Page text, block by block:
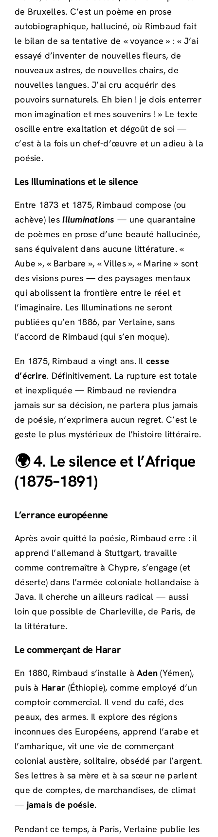
de Bruxelles. C’est un poème en prose
autobiographique, halluciné, où Rimbaud fait
le bilan de sa tentative de « voyance » : « J’ai
essayé d’inventer de nouvelles fleurs, de
nouveaux astres, de nouvelles chairs, de
nouvelles langues. J’ai cru acquérir des
pouvoirs surnaturels. Eh bien ! je dois enterrer
mon imagination et mes souvenirs ! » Le texte
oscille entre exaltation et dégoût de soi —
c’est à la fois un chef-d’œuvre et un adieu à la
poésie.
Les Illuminations et le silence
Entre 1873 et 1875, Rimbaud compose (ou
achève) lesIlluminations — une quarantaine
de poèmes en prose d’une beauté hallucinée,
sans équivalent dans aucune littérature. «
Aube », « Barbare », « Villes », « Marine » sont
des visions pures — des paysages mentaux
qui abolissent la frontière entre le réel et
l’imaginaire. Les Illuminations ne seront
publiées qu’en 1886, par Verlaine, sans
l’accord de Rimbaud (qui s’en moque).
En 1875, Rimbaud a vingt ans. Il cesse
d’écrire. Définitivement. La rupture est totale
et inexpliquée — Rimbaud ne reviendra
jamais sur sa décision, ne parlera plus jamais
de poésie, n’exprimera aucun regret. C’est le
geste le plus mystérieux de l’histoire littéraire.
🌍 4. Le silence et l’Afrique
(1875–1891)
L’errance européenne
Après avoir quitté la poésie, Rimbaud erre : il
apprend l’allemand à Stuttgart, travaille
comme contremaître à Chypre, s’engage (et
déserte) dans l’armée coloniale hollandaise à
Java. Il cherche un ailleurs radical — aussi
loin que possible de Charleville, de Paris, de
la littérature.
Le commerçant de Harar
En 1880, Rimbaud s’installe àAden (Yémen),
puis à Harar (Éthiopie), comme employé d’un
comptoir commercial. Il vend du café, des
peaux, des armes. Il explore des régions
inconnues des Européens, apprend l’arabe et
l’amharique, vit une vie de commerçant
colonial austère, solitaire, obsédé par l’argent.
Ses lettres à sa mère et à sa sœur ne parlent
que de comptes, de marchandises, de climat
— jamais de poésie.
Pendant ce temps, à Paris, Verlaine publie les